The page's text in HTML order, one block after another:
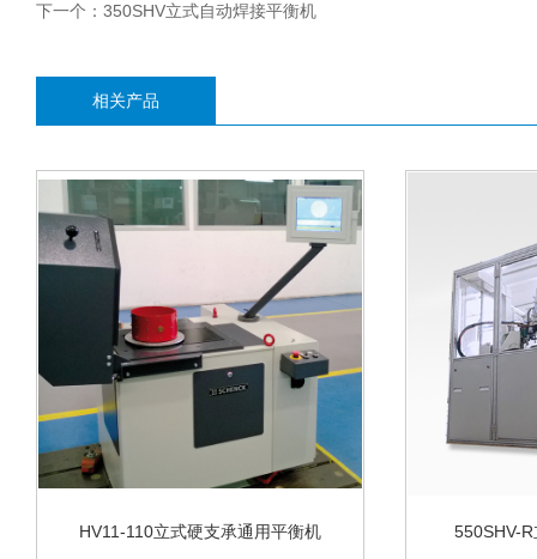
下一个： 350SHV立式自动焊接平衡机
相关产品
HV11-110立式硬支承通用平衡机 550SHV-